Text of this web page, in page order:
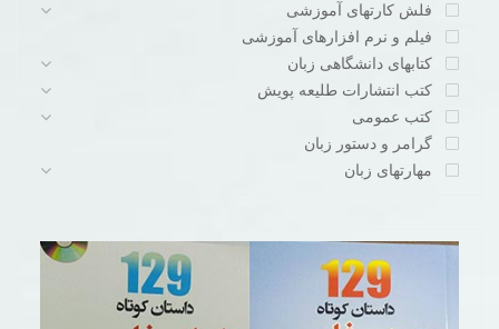
فلش کارتهای آموزشی
فیلم و نرم افزارهای آموزشی
کتابهای دانشگاهی زبان
کتب انتشارات طلیعه پویش
کتب عمومی
گرامر و دستور زبان
مهارتهای زبان